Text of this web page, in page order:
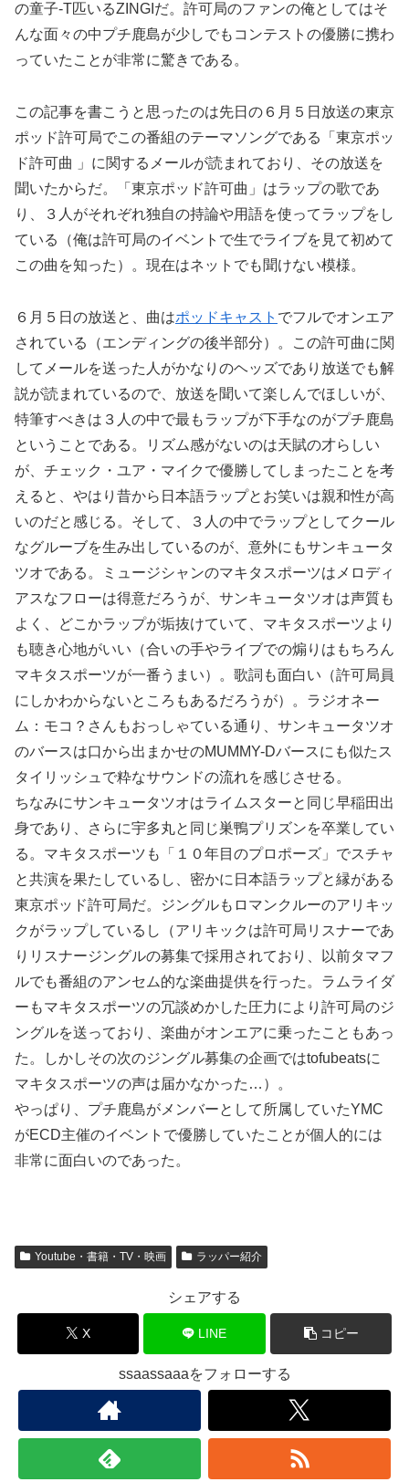
の童子-T匹いるZINGIだ。許可局のファンの俺としてはそ
んな面々の中プチ鹿島が少しでもコンテストの優勝に携わ
っていたことが非常に驚きである。
この記事を書こうと思ったのは先日の６月５日放送の東京
ポッド許可局でこの番組のテーマソングである「東京ポッ
ド許可曲 」に関するメールが読まれており、その放送を
聞いたからだ。「東京ポッド許可曲」はラップの歌であ
り、３人がそれぞれ独自の持論や用語を使ってラップをし
ている（俺は許可局のイベントで生でライブを見て初めて
この曲を知った）。現在はネットでも聞けない模様。
６月５日の放送と、曲はポッドキャスト でフルでオンエア
されている（エンディングの後半部分）。この許可曲に関
してメールを送った人がかなりのヘッズであり放送でも解
説が読まれているので、放送を聞いて楽しんでほしいが、
特筆すべきは３人の中で最もラップが下手なのがプチ鹿島
ということである。リズム感がないのは天賦の才らしい
が、チェック・ユア・マイクで優勝してしまったことを考
えると、やはり昔から日本語ラップとお笑いは親和性が高
いのだと感じる。そして、３人の中でラップとしてクール
なグルーブを生み出しているのが、意外にもサンキュータ
ツオである。ミュージシャンのマキタスポーツはメロディ
アスなフローは得意だろうが、サンキュータツオは声質も
よく、どこかラップが垢抜けていて、マキタスポーツより
も聴き心地がいい（合いの手やライブでの煽りはもちろん
マキタスポーツが一番うまい）。歌詞も面白い（許可局員
にしかわからないところもあるだろうが）。ラジオネー
ム：モコ？さんもおっしゃている通り、サンキュータツオ
のバースは口から出まかせのMUMMY-Dバースにも似たス
タイリッシュで粋なサウンドの流れを感じさせる。
ちなみにサンキュータツオはライムスターと同じ早稲田出
身であり、さらに宇多丸と同じ巣鴨プリズンを卒業してい
る。マキタスポーツも「１０年目のプロポーズ」でスチャ
と共演を果たしているし、密かに日本語ラップと縁がある
東京ポッド許可局だ。ジングルもロマンクルーのアリキッ
クがラップしているし（アリキックは許可局リスナーであ
りリスナージングルの募集で採用されており、以前タマフ
ルでも番組のアンセム的な楽曲提供を行った。ラムライダ
ーもマキタスポーツの冗談めかした圧力により許可局のジ
ングルを送っており、楽曲がオンエアに乗ったこともあっ
た。しかしその次のジングル募集の企画ではtofubeatsに
マキタスポーツの声は届かなかった…）。
やっぱり、プチ鹿島がメンバーとして所属していたYMC
がECD主催のイベントで優勝していたことが個人的には
非常に面白いのであった。
Youtube・書籍・TV・映画 ラッパー紹介
シェアする
X LINE コピー
ssaassaaaをフォローする